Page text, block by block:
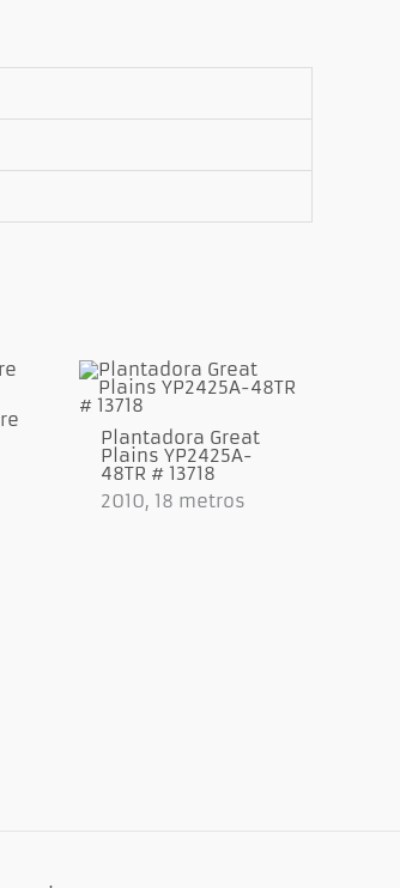
Plantadora Great
Plains YP2425A-
48TR # 13718
2010, 18 metros